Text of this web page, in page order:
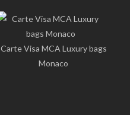
Carte Visa MCA Luxury bags
Monaco